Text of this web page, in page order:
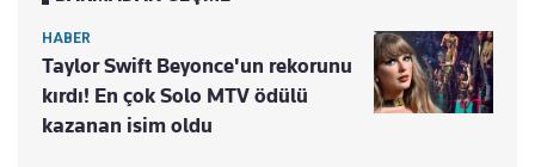
HABER
Taylor Swift Beyonce'un rekorunu
kırdı! En çok Solo MTV ödülü
kazanan isim oldu